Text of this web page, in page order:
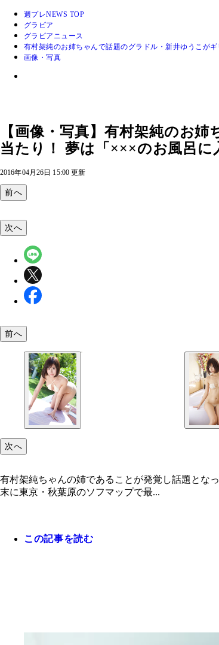
週プレNEWS TOP
グラビア
グラビアニュース
有村架純のお姉ちゃんで話題のグラドル・新井ゆうこが
画像・写真
【画像・写真】有村架純のお
当たり！ 夢は「×××のお風呂
2016年04月26日 15:00 更新
前へ
次へ
前へ
次へ
有村架純ちゃんの姉であることが発覚し話題とな
末に東京・秋葉原のソフマップで最...
この記事を読む